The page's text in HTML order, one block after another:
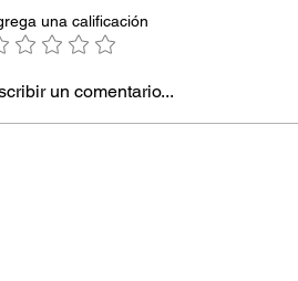
inspira moda
una calificación
un comentario...